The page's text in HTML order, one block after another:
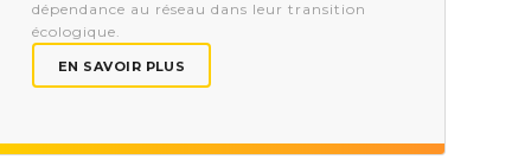
dépendance au réseau dans leur transition
écologique.
EN SAVOIR PLUS